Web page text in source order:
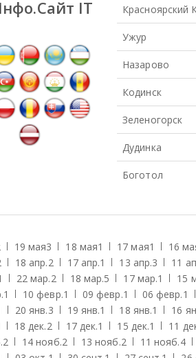
IT Красноярский
Ужур
Назарово
Кодинск
Зеленогорск
Дудинка
Боготол
19 мая3 18 мая1 17 мая1 16
18 апр.2 17 апр.1 13 апр.3 11
22 мар.2 18 мар.5 17 мар.1 15
1 10 февр.1 09 февр.1 06 февр.1
20 янв.3 19 янв.1 18 янв.1 16
18 дек.2 17 дек.1 15 дек.1 11
2 14 нояб.2 13 нояб.2 11 нояб.4